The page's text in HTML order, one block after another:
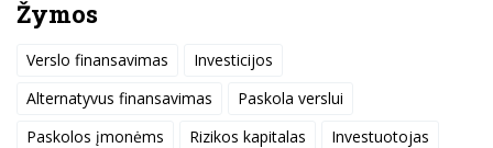
Žymos
Verslo finansavimas
Investicijos
Alternatyvus finansavimas
Paskola verslui
Paskolos įmonėms
Rizikos kapitalas
Investuotojas